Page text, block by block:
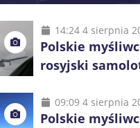
14:24 4 sierpnia
Polskie
rosyjski
09:09 4 sierpnia
Polskie